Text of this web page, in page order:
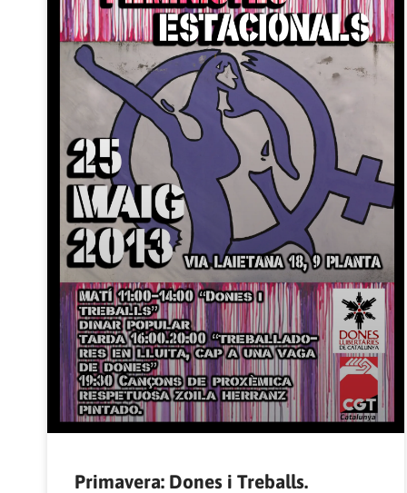
Primavera: Dones i Treballs.